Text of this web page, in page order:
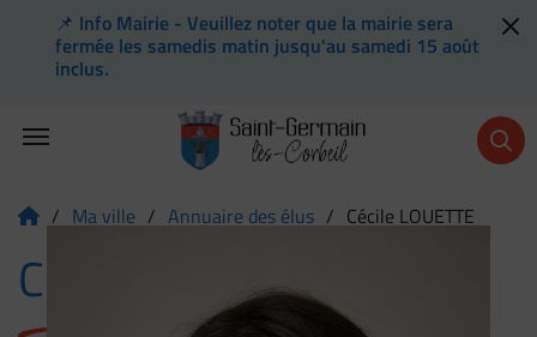
Flash info
📌 Info Mairie - Veuillez noter que la mairie sera
fermée les samedis matin jusqu'au samedi 15 août
inclus.
Retour à l'accueil
Page d'accueil du site
/ Ma ville / Annuaire des élus / Cécile LOUETTE
Cécile LOUETTE